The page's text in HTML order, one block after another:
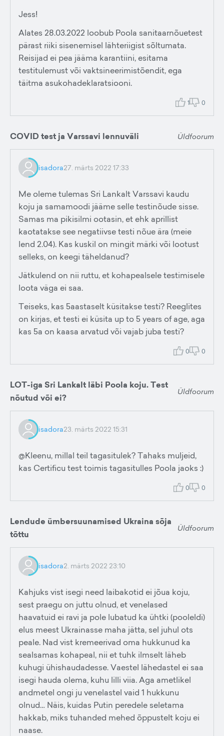
Jess!
Alates 28.03.2022 loobub Poola sanitaarnõuetest
pärast riiki sisenemisel lähteriigist sõltumata.
Reisijad ei pea jääma karantiini, esitama
testitulemust või vaktsineerimistõendit, ega
täitma asukohadeklaratsiooni.
1 0
COVID test ja Varssavi lennuväli Üldfoorum
isadora27. märts 2022 17:33
Me oleme tulemas Sri Lankalt Varssavi kaudu
koju ja samamoodi jääme selle testinõude sisse.
Samas ma pikisilmi ootasin, et ehk aprillist
kaotatakse see negatiivse testi nõue ära (meie
lend 2.04). Kas kuskil on mingit märki või lootust
selleks, on keegi täheldanud?
Jätkulend on nii ruttu, et kohapealsele testimisele
loota väga ei saa.
Teiseks, kas 5aastaselt küsitakse testi? Reeglites
on kirjas, et testi ei küsita up to 5 years of age, aga
kas 5a on kaasa arvatud või vajab juba testi?
0 0
LOT-iga Sri Lankalt läbi Poola koju. Test
nõutud või ei?
Üldfoorum
isadora23. märts 2022 15:31
@Kleenu, millal teil tagasitulek? Tahaks muljeid,
kas Certificu test toimis tagasitulles Poola jaoks :)
0 0
Lendude ümbersuunamised Ukraina sõja
tõttu
Üldfoorum
isadora2. märts 2022 23:10
Kahjuks vist isegi need laibakotid ei jõua koju,
sest praegu on juttu olnud, et venelased
haavatuid ei ravi ja pole lubatud ka ühtki (pooleldi)
elus meest Ukrainasse maha jätta, sel juhul ots
peale. Nad vist kremeerivad oma hukkunud ka
sealsamas kohapeal, nii et tuhk ilmselt läheb
kuhugi ühishaudadesse. Vaestel lähedastel ei saa
isegi hauda olema, kuhu lilli viia. Aga ametlikel
andmetel ongi ju venelastel vaid 1 hukkunu
olnud… Näis, kuidas Putin peredele seletama
hakkab, miks tuhanded mehed õppustelt koju ei
naase.